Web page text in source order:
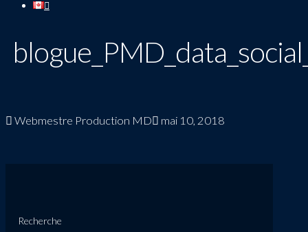
Webmestre Production MD mai 10, 2018
Recherche